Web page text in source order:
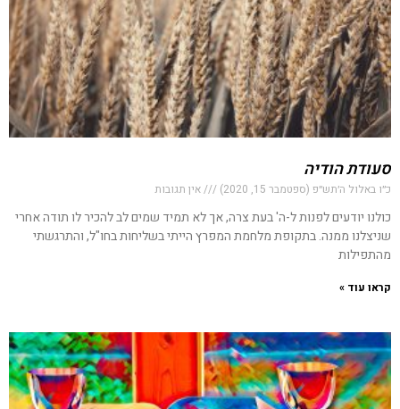
סעודת הודיה
כ״ו באלול ה׳תש״פ (ספטמבר 15, 2020) אין תגובות
כולנו יודעים לפנות ל-ה' בעת צרה, אך לא תמיד שמים לב להכיר לו תודה אחרי
שניצלנו ממנה. בתקופת מלחמת המפרץ הייתי בשליחות בחו"ל, והתרגשתי
מהתפילות
קראו עוד »